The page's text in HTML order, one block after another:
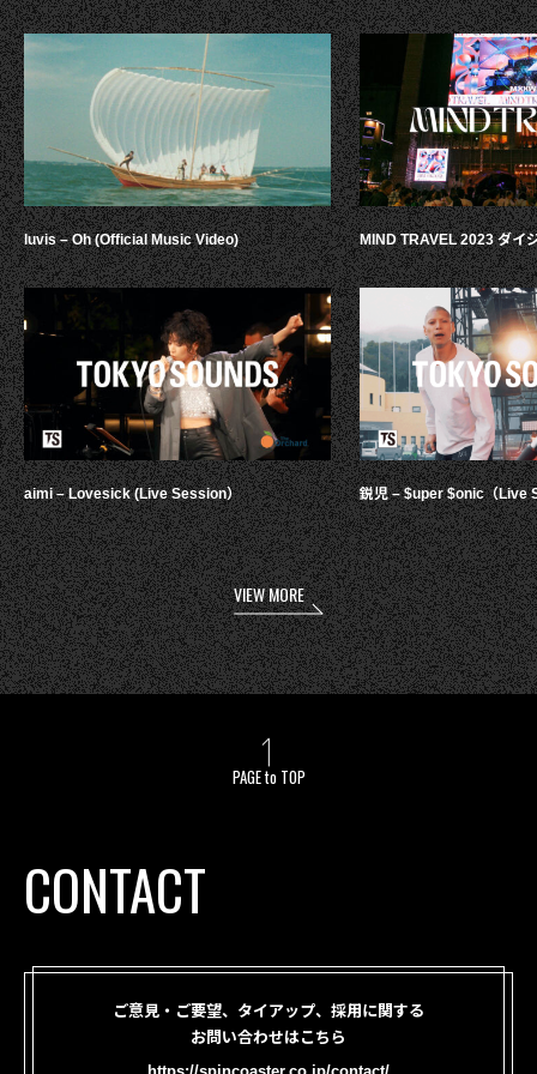
luvis – Oh (Official Music Video)
aimi – Lovesick (Live Session）
MIND TRAVEL 2023 ダイ
鋭児 – $uper $onic（Live
VIEW MORE
PAGE to TOP
CONTACT
ご意見・ご要望、タイアップ、採用に関する
お問い合わせはこちら